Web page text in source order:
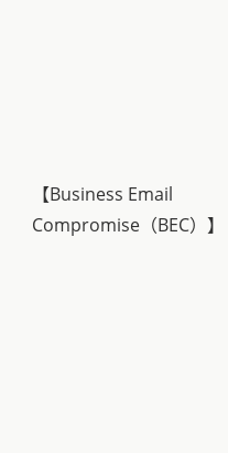
【Business Email
Compromise（BEC）】